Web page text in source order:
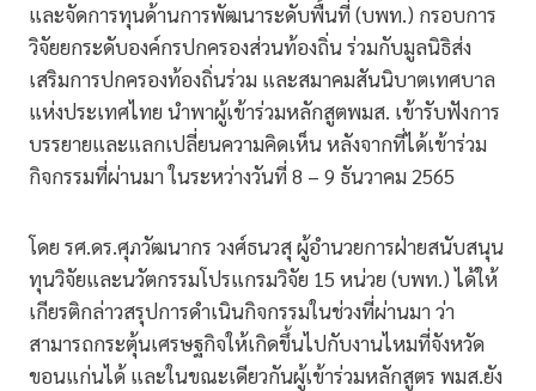
และจัดการทุนด้านการพัฒนาระดับพื้นที่ (บพท.) กรอบการ
วิจัยยกระดับองค์กรปกครองส่วนท้องถิ่น ร่วมกับมูลนิธิส่ง
เสริมการปกครองท้องถิ่นร่วม และสมาคมสันนิบาตเทศบาล
แห่งประเทศไทย นำพาผู้เข้าร่วมหลักสูตพมส. เข้ารับฟังการ
บรรยายและแลกเปลี่ยนความคิดเห็น หลังจากที่ได้เข้าร่วม
กิจกรรมที่ผ่านมา ในระหว่างวันที่ 8 – 9 ธันวาคม 2565
โดย รศ.ดร.ศุภวัฒนากร วงศ์ธนวสุ ผู้อำนวยการฝ่ายสนับสนุน
ทุนวิจัยและนวัตกรรมโปรแกรมวิจัย 15 หน่วย (บพท.) ได้ให้
เกียรติกล่าวสรุปการดำเนินกิจกรรมในช่วงที่ผ่านมา ว่า
สามารถกระตุ้นเศรษฐกิจให้เกิดขึ้นไปกับงานไหมที่จังหวัด
ขอนแก่นได้ และในขณะเดียวกันผู้เข้าร่วมหลักสูตร พมส.ยัง